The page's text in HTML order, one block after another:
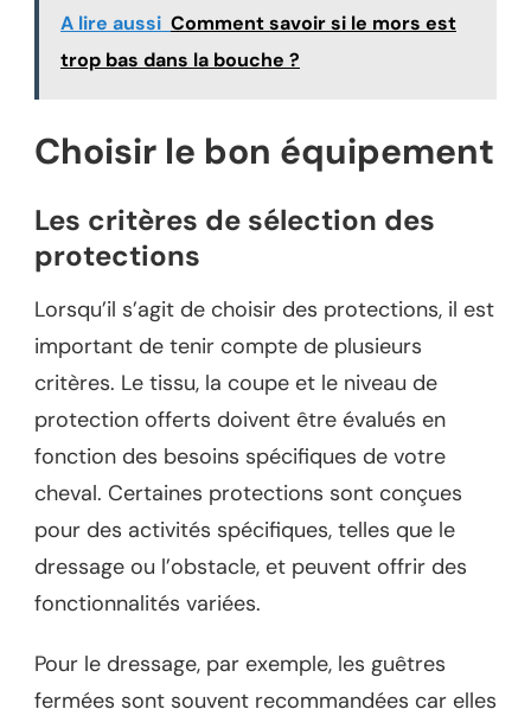
A lire aussi Comment savoir si le mors est
trop bas dans la bouche ?
Choisir le bon équipement
Les critères de sélection des
protections
Lorsqu’il s’agit de choisir des protections, il est
important de tenir compte de plusieurs
critères. Le tissu, la coupe et le niveau de
protection offerts doivent être évalués en
fonction des besoins spécifiques de votre
cheval. Certaines protections sont conçues
pour des activités spécifiques, telles que le
dressage ou l’obstacle, et peuvent offrir des
fonctionnalités variées.
Pour le dressage, par exemple, les guêtres
fermées sont souvent recommandées car elles